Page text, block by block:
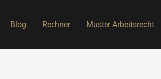
Blog Rechner Muster Arbeitsrecht